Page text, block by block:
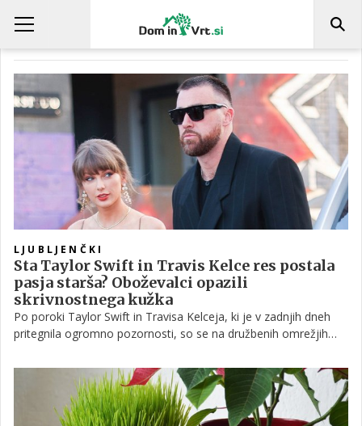
POROKA
LJUBLJENČKI
Sta Taylor Swift in Travis Kelce res postala
pasja starša? Oboževalci opazili
skrivnostnega kužka
Po poroki Taylor Swift in Travisa Kelceja, ki je v zadnjih dneh
pritegnila ogromno pozornosti, so se na družbenih omrežjih
seznam slavnih gostov, temveč za skrivnostnega kužka.